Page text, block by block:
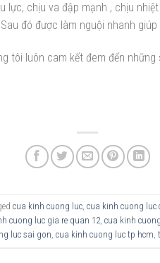
lực, chịu va đập mạnh , chịu
đó được làm nguội nhanh
tôi luôn cam kết đem đến
cua kinh cuong luc, cua kinh cuong luc
cuong luc gia re quan 12,cua kinh
luc sai gon, cua kinh cuong luc tp hcm,